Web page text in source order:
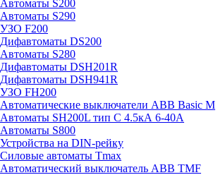
Автоматы S200
Автоматы S290
УЗО F200
Дифавтоматы DS200
Автоматы S280
Дифавтоматы DSH201R
Дифавтоматы DSH941R
УЗО FH200
Автоматические выключатели ABB Basic M
Автоматы SH200L тип С 4.5кА 6-40А
Автоматы S800
Устройства на DIN-рейку
Силовые автоматы Tmax
Автоматический выключатель ABB TMF